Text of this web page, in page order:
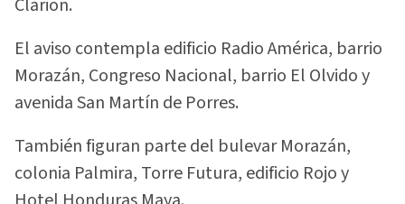
Clarion.
El aviso contempla edificio Radio América, barrio
Morazán, Congreso Nacional, barrio El Olvido y
avenida San Martín de Porres.
También figuran parte del bulevar Morazán,
colonia Palmira, Torre Futura, edificio Rojo y